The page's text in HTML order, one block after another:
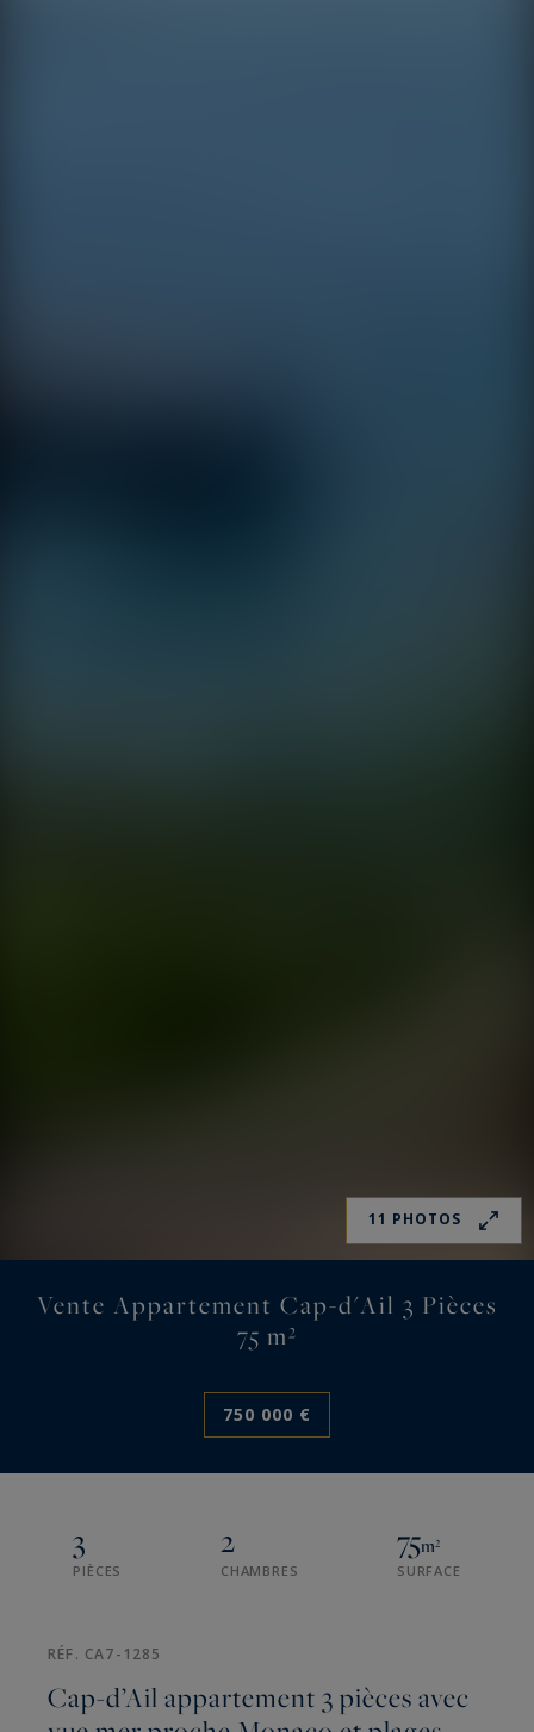
11 PHOTOS
Vente Appartement Cap-d'Ail 3 Pièces
75 m²
750 000 €
3
PIÈCES
2
CHAMBRES
75m²
SURFACE
RÉF. CA7-1285
Cap-d’Ail appartement 3 pièces avec